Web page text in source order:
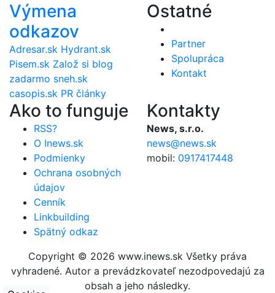
Výmena
odkazov
Adresar.sk Hydrant.sk
Pisem.sk Založ si blog
zadarmo sneh.sk
casopis.sk PR články
Ostatné
Partner
Spolupráca
Kontakt
Ako to funguje
RSS?
O Inews.sk
Podmienky
Ochrana osobných
údajov
Cenník
Linkbuilding
Spätný odkaz
Kontakty
News, s.r.o.
news@news.sk
mobil: 0917417448
Copyright © 2026 www.inews.sk Všetky práva
vyhradené. Autor a prevádzkovateľ nezodpovedajú za
obsah a jeho následky.